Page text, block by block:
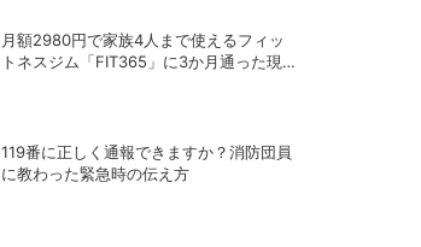
月額2980円で家族4人まで使えるフィッ
トネスジム「FIT365」に3か月通った現在
119番に正しく通報できますか？消防団員
に教わった緊急時の伝え方